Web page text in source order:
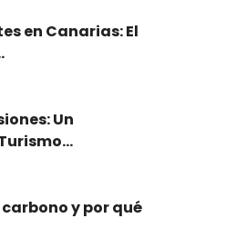
en Canarias: El
Un
carbono y por qué